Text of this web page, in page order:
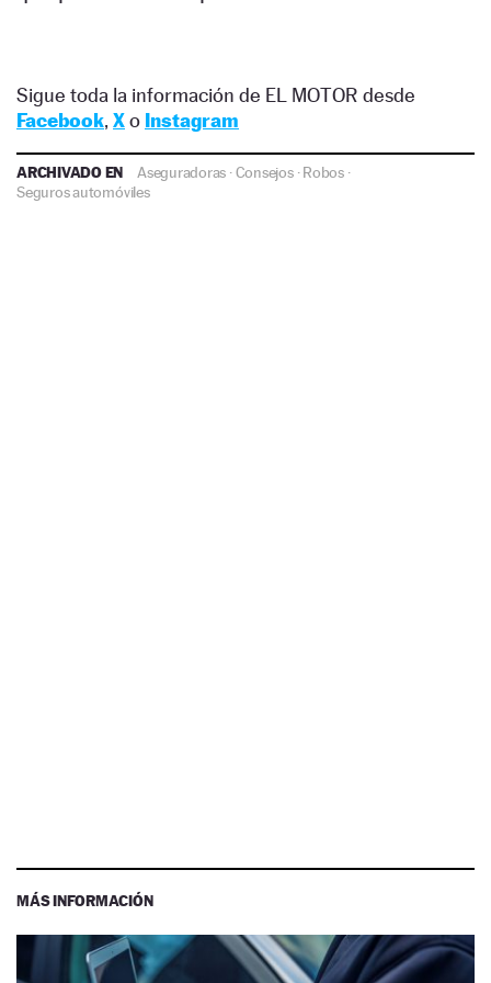
Sigue toda la información de EL MOTOR desde
Facebook, Xo Instagram
ARCHIVADO EN Aseguradoras ·Consejos·Robos·
Seguros automóviles
MÁS INFORMACIÓN